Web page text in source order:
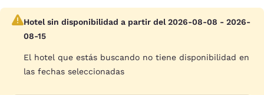
Hotel sin disponibilidad a partir del 2026-08-08 - 2026-
08-15
El hotel que estás buscando no tiene disponibilidad en
las fechas seleccionadas